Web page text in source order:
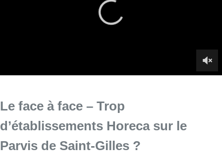
Parvis de Saint-Gilles ?
transformation d’un commerce en établissement Horeca sur la
le face à face.
Infos sur le replay